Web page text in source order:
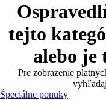
tejto
alebo je
Pre zobrazenie
Špeciálne ponuky